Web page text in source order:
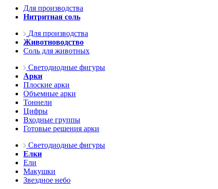
Для производства
Нитритная соль
Для производства
Животноводство
Соль для животных
Светодиодные фигуры
Арки
Плоские арки
Объемные арки
Тоннели
Цифры
Входные группы
Готовые решения арки
Светодиодные фигуры
Елки
Ели
Макушки
Звездное небо